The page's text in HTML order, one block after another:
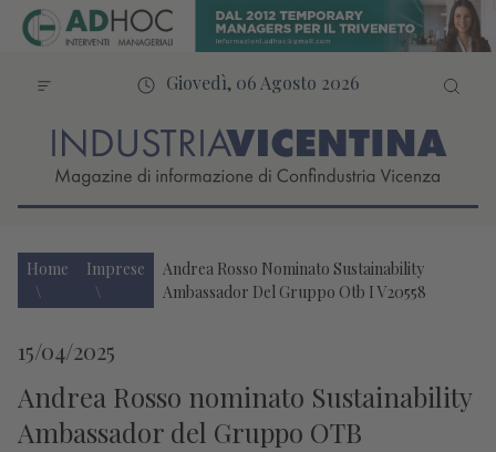
Giovedì, 06 Agosto 2026
Home Imprese
Andrea Rosso Nominato Sustainability
Ambassador Del Gruppo Otb I V20558
15/04/2025
Andrea Rosso nominato Sustainability
Ambassador del Gruppo OTB